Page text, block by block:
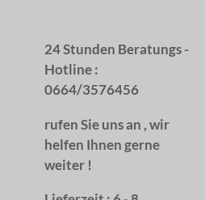
24 Stunden Beratungs -
Hotline :
0664/3576456
rufen Sie uns an , wir
helfen Ihnen gerne
weiter !